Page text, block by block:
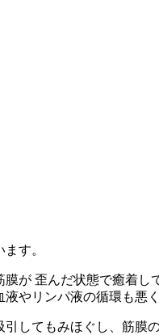
す。
が 歪んだ状態で癒着
やリンパ液の循環も悪
してもみほぐし、筋